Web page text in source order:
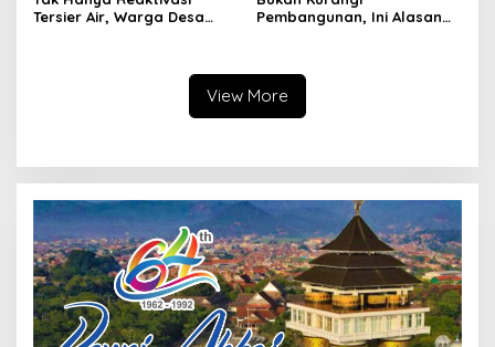
Tersier Air, Warga Desa
Pembangunan, Ini Alasan
View More